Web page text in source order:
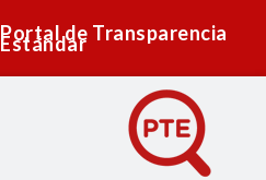
Portal de Transparencia
Estándar